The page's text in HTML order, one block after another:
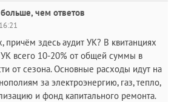
чем ответов
причём здесь аудит УК? В квитанциях
всего 10-20% от общей суммы в
от сезона. Основные расходы идут на
за электроэнергию, газ, тепло,
и фонд капитального ремонта.